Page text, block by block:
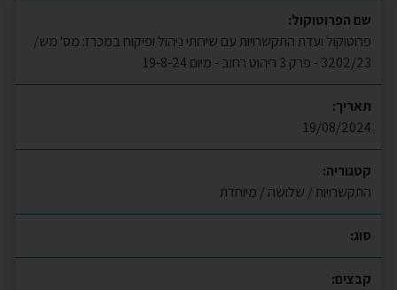
שם הפרוטוקול:
פרוטוקול ועדת התקשרויות עם שירותי ניהול ופיקוח במכרז: מס' מש/
3202/23 - פרק 3 ריהוט רחוב - מיום 19-8-24
תאריך:
19/08/2024
קטגוריה:
התקשרויות / שלושה / מיוחדת
סוג:
קבצים: